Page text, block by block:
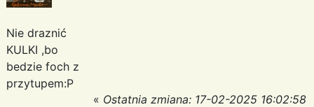
Nie draznić
KULKI ,bo
bedzie foch z
przytupem:P
« Ostatnia zmiana: 17-02-2025 16:02:58